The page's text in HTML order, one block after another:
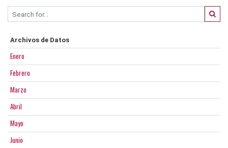
Archivos de Datos
Enero
Febrero
Marzo
Abril
Mayo
Junio